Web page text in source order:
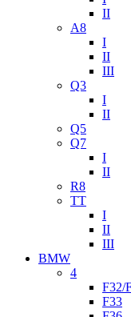
II
A8
I
II
III
Q3
I
II
Q5
Q7
I
II
R8
TT
I
II
III
BMW
4
F32/
F33